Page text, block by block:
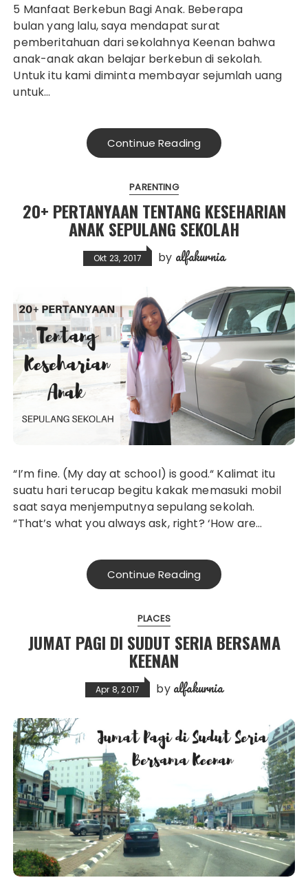
5 Manfaat Berkebun Bagi Anak. Beberapa
bulan yang lalu, saya mendapat surat
pemberitahuan dari sekolahnya Keenan bahwa
anak-anak akan belajar berkebun di sekolah.
Untuk itu kami diminta membayar sejumlah uang
untuk…
Continue Reading
PARENTING
20+ PERTANYAAN TENTANG KESEHARIAN
ANAK SEPULANG SEKOLAH
Okt 23, 2017 by alfakurnia
“I’m fine. (My day at school) is good.“ Kalimat itu
suatu hari terucap begitu kakak memasuki mobil
saat saya menjemputnya sepulang sekolah.
“That’s what you always ask, right? ‘How are…
Continue Reading
PLACES
JUMAT PAGI DI SUDUT SERIA BERSAMA
KEENAN
Apr 8, 2017 by alfakurnia